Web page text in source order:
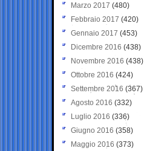
Marzo 2017 (480)
Febbraio 2017 (420)
Gennaio 2017 (453)
Dicembre 2016 (438)
Novembre 2016 (438)
Ottobre 2016 (424)
Settembre 2016 (367)
Agosto 2016 (332)
Luglio 2016 (336)
Giugno 2016 (358)
Maggio 2016 (373)